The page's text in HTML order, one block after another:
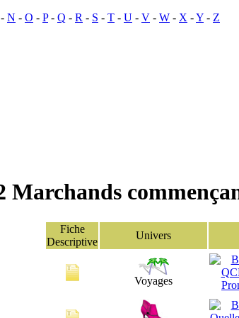
- N - O - P- Q - R - S - T - U - V - W - X -Y - Z
Marchands
Fiche
Descriptive
Univers
Voyages